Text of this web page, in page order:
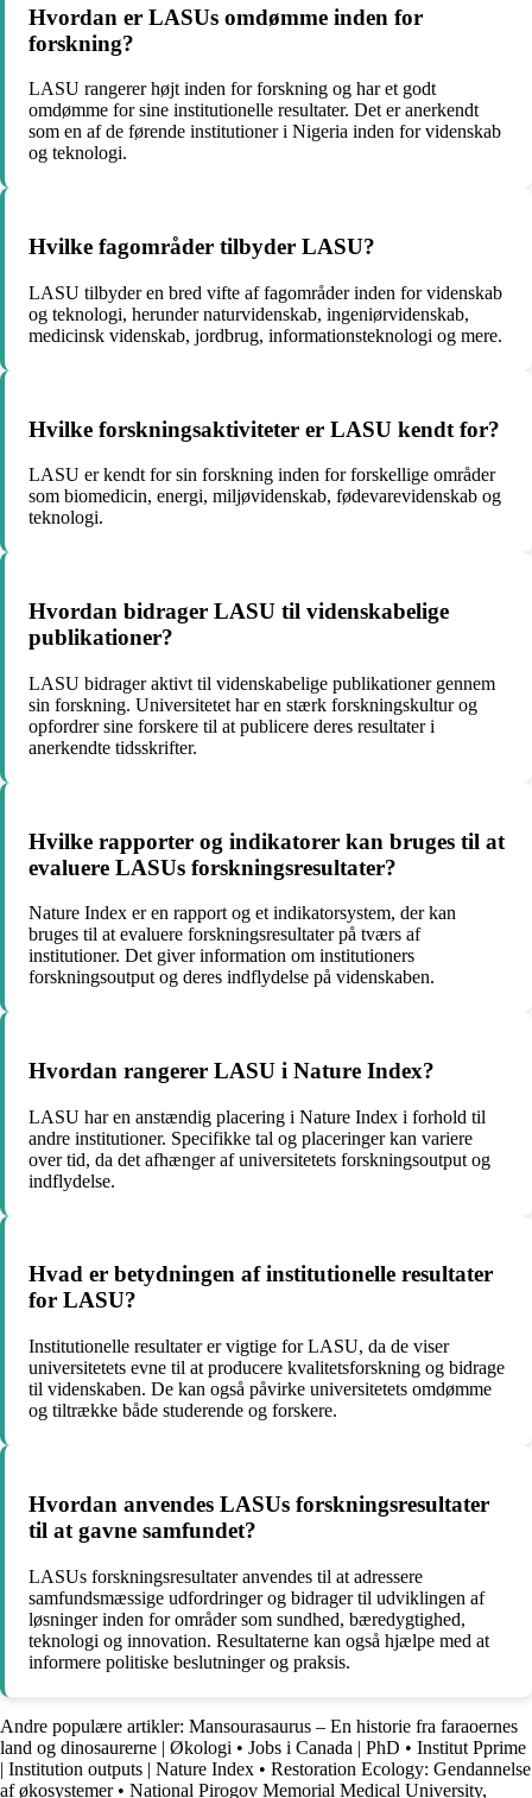
Hvordan er LASUs omdømme inden for
forskning?
LASU rangerer højt inden for forskning og har et godt
omdømme for sine institutionelle resultater. Det er anerkendt
som en af de førende institutioner i Nigeria inden for videnskab
og teknologi.
Hvilke fagområder tilbyder LASU?
LASU tilbyder en bred vifte af fagområder inden for videnskab
og teknologi, herunder naturvidenskab, ingeniørvidenskab,
medicinsk videnskab, jordbrug, informationsteknologi og mere.
Hvilke forskningsaktiviteter er LASU kendt for?
LASU er kendt for sin forskning inden for forskellige områder
som biomedicin, energi, miljøvidenskab, fødevarevidenskab og
teknologi.
Hvordan bidrager LASU til videnskabelige
publikationer?
LASU bidrager aktivt til videnskabelige publikationer gennem
sin forskning. Universitetet har en stærk forskningskultur og
opfordrer sine forskere til at publicere deres resultater i
anerkendte tidsskrifter.
Hvilke rapporter og indikatorer kan bruges til at
evaluere LASUs forskningsresultater?
Nature Index er en rapport og et indikatorsystem, der kan
bruges til at evaluere forskningsresultater på tværs af
institutioner. Det giver information om institutioners
forskningsoutput og deres indflydelse på videnskaben.
Hvordan rangerer LASU i Nature Index?
LASU har en anstændig placering i Nature Index i forhold til
andre institutioner. Specifikke tal og placeringer kan variere
over tid, da det afhænger af universitetets forskningsoutput og
indflydelse.
Hvad er betydningen af institutionelle resultater
for LASU?
Institutionelle resultater er vigtige for LASU, da de viser
universitetets evne til at producere kvalitetsforskning og bidrage
til videnskaben. De kan også påvirke universitetets omdømme
og tiltrække både studerende og forskere.
Hvordan anvendes LASUs forskningsresultater
til at gavne samfundet?
LASUs forskningsresultater anvendes til at adressere
samfundsmæssige udfordringer og bidrager til udviklingen af
løsninger inden for områder som sundhed, bæredygtighed,
teknologi og innovation. Resultaterne kan også hjælpe med at
informere politiske beslutninger og praksis.
Andre populære artikler: Mansourasaurus – En historie fra faraoernes
land og dinosaurerne | Økologi • Jobs i Canada | PhD • Institut Pprime
| Institution outputs | Nature Index • Restoration Ecology: Gendannelse
af økosystemer• National Pirogov Memorial Medical University,